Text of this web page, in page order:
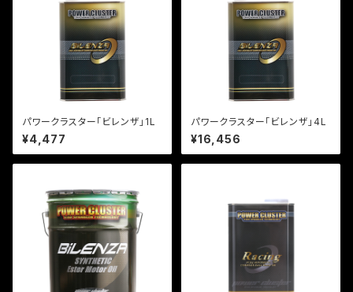
パワークラスター「ビレンザ」1L
¥4,477
パワークラスター「ビレンザ」4L
¥16,456